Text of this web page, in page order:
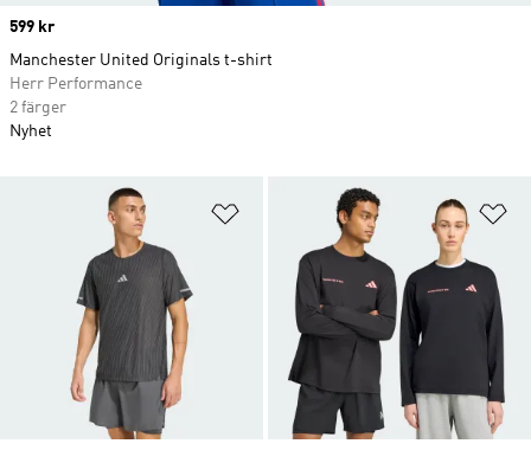
Lägg till på önskelistan
Price
599 kr
Manchester United Originals t-shirt
Herr Performance
2 färger
Nyhet